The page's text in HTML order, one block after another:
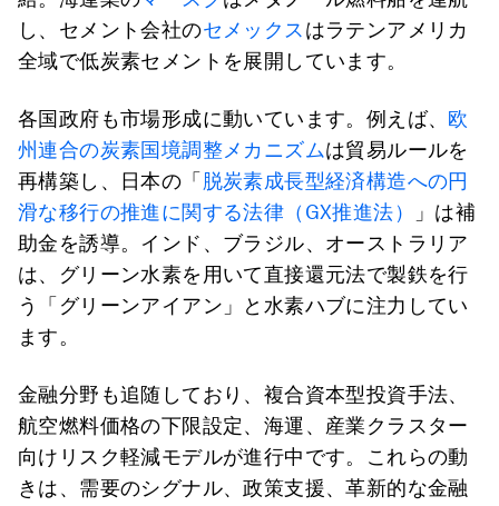
し、セメント会社のセメックス はラテンアメリカ
全域で低炭素セメントを展開しています。
各国政府も市場形成に動いています。例えば、 欧
州連合の炭素国境調整メカニズムは貿易ルールを
再構築し、日本の「 脱炭素成長型経済構造への円
滑な移行の推進に関する法律（GX推進法）
」は補
助金を誘導。インド、ブラジル、オーストラリア
は、グリーン水素を用いて直接還元法で製鉄を行
う「グリーンアイアン」と水素ハブに注力してい
ます。
金融分野も追随しており、複合資本型投資手法、
航空燃料価格の下限設定、海運、産業クラスター
向けリスク軽減モデルが進行中です。これらの動
きは、需要のシグナル、政策支援、革新的な金融